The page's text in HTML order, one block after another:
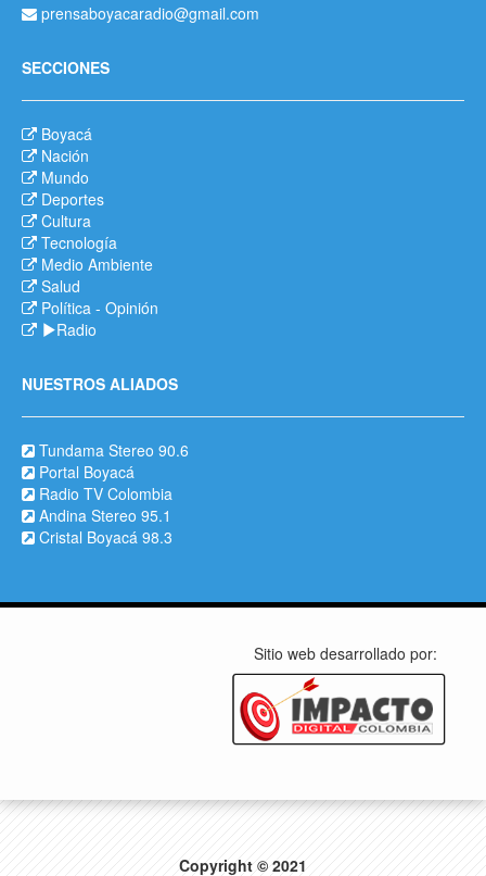
prensaboyacaradio@gmail.com
SECCIONES
Boyacá
Nación
Mundo
Deportes
Cultura
Tecnología
Medio Ambiente
Salud
Política - Opinión
Radio
NUESTROS ALIADOS
Tundama Stereo 90.6
Portal Boyacá
Radio TV Colombia
Andina Stereo 95.1
Cristal Boyacá 98.3
Sitio web desarrollado por:
Copyright © 2021